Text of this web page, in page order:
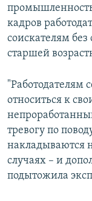
кадров
соискателям
старшей
"Работодателям
относиться к
тревогу по
накладываются
случаях – и
подытожила